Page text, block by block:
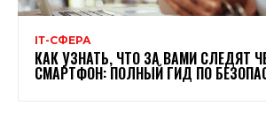
ІТ-СФЕРА
КАК УЗНАТЬ, ЧТО ЗА ВАМИ СЛЕДЯТ
СМАРТФОН: ПОЛНЫЙ ГИД ПО